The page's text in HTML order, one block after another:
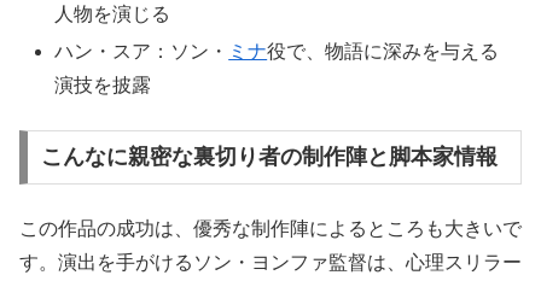
人物を演じる
ハン・スア：ソン・ ミナ役で、物語に深みを与える
演技を披露
こんなに親密な裏切り者の制作陣と脚本家情報
この作品の成功は、優秀な制作陣によるところも大きいで
す。演出を手がけるソン・ヨンファ監督は、心理スリラー